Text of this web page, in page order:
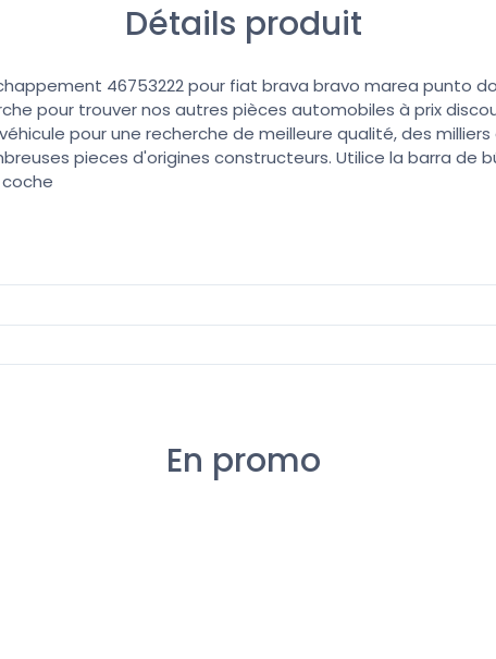
Détails produit
46753222 pour fiat brava bravo marea punto
pour trouver nos autres pièces automobiles à prix
pour une recherche de meilleure qualité, des
pieces d'origines constructeurs. Utilice la barra de
En promo